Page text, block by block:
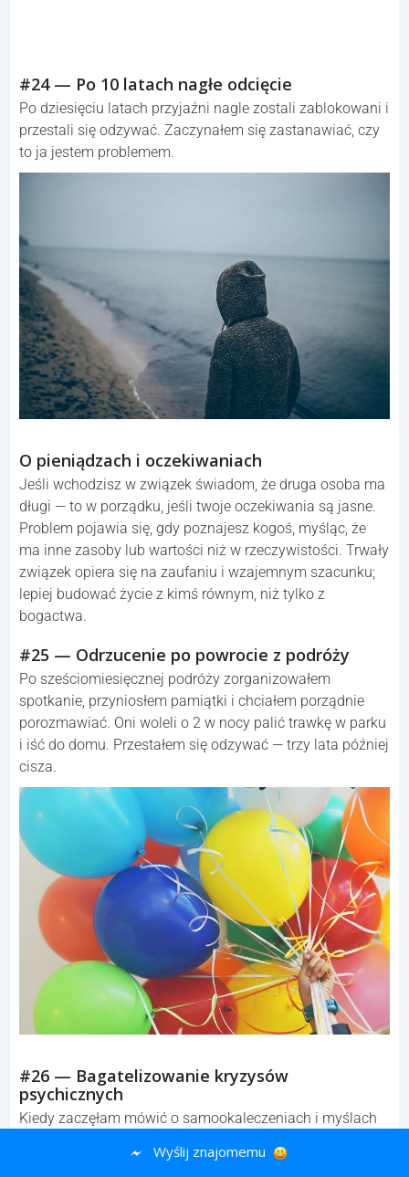
#24 — Po 10 latach nagłe odcięcie
Po dziesięciu latach przyjaźni nagle zostali zablokowani i
przestali się odzywać. Zaczynałem się zastanawiać, czy
to ja jestem problemem.
O pieniądzach i oczekiwaniach
Jeśli wchodzisz w związek świadom, że druga osoba ma
długi — to w porządku, jeśli twoje oczekiwania są jasne.
Problem pojawia się, gdy poznajesz kogoś, myśląc, że
ma inne zasoby lub wartości niż w rzeczywistości. Trwały
związek opiera się na zaufaniu i wzajemnym szacunku;
lepiej budować życie z kimś równym, niż tylko z
bogactwa.
#25 — Odrzucenie po powrocie z podróży
Po sześciomiesięcznej podróży zorganizowałem
spotkanie, przyniosłem pamiątki i chciałem porządnie
porozmawiać. Oni woleli o 2 w nocy palić trawkę w parku
i iść do domu. Przestałem się odzywać — trzy lata później
cisza.
#26 — Bagatelizowanie kryzysów
psychicznych
Kiedy zaczęłam mówić o samookaleczeniach i myślach
„postarać się być szczęśliwa dla nich” i że moje problemy
Wyślij znajomemu